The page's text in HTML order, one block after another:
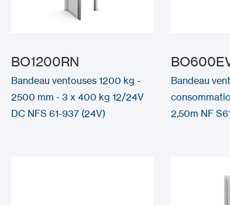
BO1200RN
Bandeau ventouses 1200 kg -
2500 mm - 3 x 400 kg 12/24V
DC NFS 61-937 (24V)
Bandeau
2,50m NF